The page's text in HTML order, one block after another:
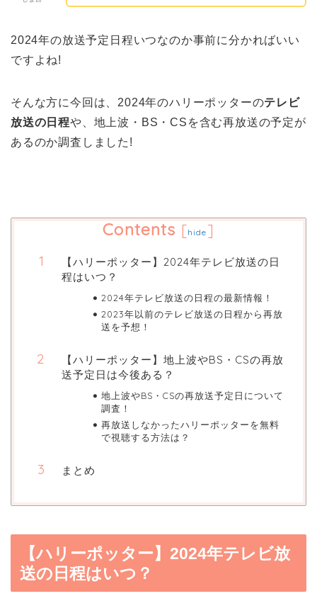
2024年の放送予定日程いつなのか事前に分かればいい
ですよね!
そんな方に今回は、2024年のハリーポッターのテレビ
放送の日程や、地上波・BS・CSを含む再放送の予定が
あるのか調査しました!
Contents [hide ]
【ハリーポッター】2024年テレビ放送の日
程はいつ？
2024年テレビ放送の日程の最新情報！
2023年以前のテレビ放送の日程から再放
送を予想！
【ハリーポッター】地上波やBS・CSの再放
送予定日は今後ある？
地上波やBS・CSの再放送予定日について
調査！
再放送しなかったハリーポッターを無料
で視聴する方法は？
まとめ
【ハリーポッター】2024年テレビ放
送の日程はいつ？